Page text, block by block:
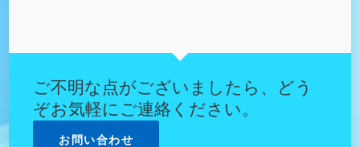
ご不明な点がございましたら、どう
ぞお気軽にご連絡ください。
お問い合わせ